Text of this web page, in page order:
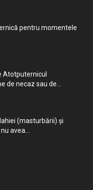
pentru momentele
de necaz sau de...
(masturbării) şi
avea...